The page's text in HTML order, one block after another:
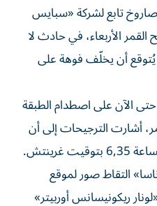
تابع لشركة «سبايس
الأربعاء، في حادث لا
أن يخلّف فوهة على
الآن على اصطدام الطبقة
صاروخ فالكون 9 بالقمر، أشارت الترجيحات إلى أن
التقاط صور لموقع
ريكونيسانس أوربيتر»